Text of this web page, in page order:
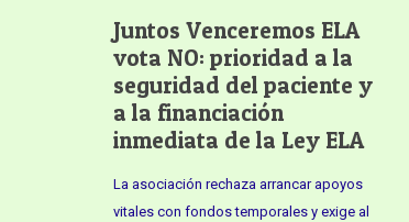
Juntos Venceremos ELA
vota NO: prioridad a la
seguridad del paciente y
a la financiación
inmediata de la Ley ELA
La asociación rechaza arrancar apoyos
vitales con fondos temporales y exige al